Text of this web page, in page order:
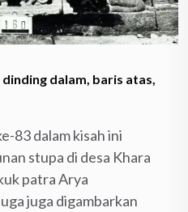
dalam, baris atas,
83 dalam kisah ini
stupa di desa Khara
patra Arya
juga digambarkan